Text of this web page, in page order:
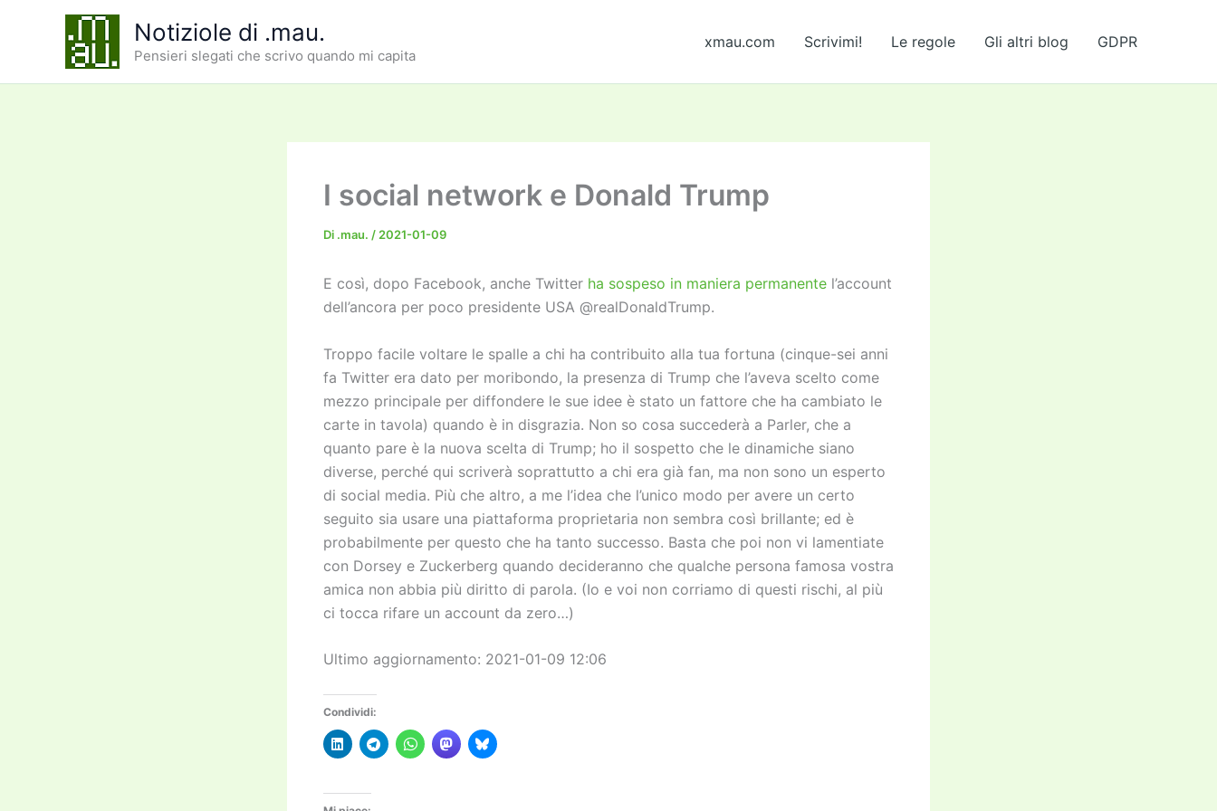
Notiziole di .mau.
Pensieri slegati che scrivo quando mi capita
xmau.com Scrivimi! Le regole Gli altri blog GDPR
I social network e Donald Trump
Di .mau. / 2021-01-09
E così, dopo Facebook, anche Twitter ha sospeso in maniera permanente l’account
dell’ancora per poco presidente USA @realDonaldTrump.
Troppo facile voltare le spalle a chi ha contribuito alla tua fortuna (cinque-sei anni
fa Twitter era dato per moribondo, la presenza di Trump che l’aveva scelto come
mezzo principale per diffondere le sue idee è stato un fattore che ha cambiato le
carte in tavola) quando è in disgrazia. Non so cosa succederà a Parler, che a
quanto pare è la nuova scelta di Trump; ho il sospetto che le dinamiche siano
diverse, perché qui scriverà soprattutto a chi era già fan, ma non sono un esperto
di social media. Più che altro, a me l’idea che l’unico modo per avere un certo
seguito sia usare una piattaforma proprietaria non sembra così brillante; ed è
probabilmente per questo che ha tanto successo. Basta che poi non vi lamentiate
con Dorsey e Zuckerberg quando decideranno che qualche persona famosa vostra
amica non abbia più diritto di parola. (Io e voi non corriamo di questi rischi, al più
ci tocca rifare un account da zero…)
Ultimo aggiornamento: 2021-01-09 12:06
Condividi: